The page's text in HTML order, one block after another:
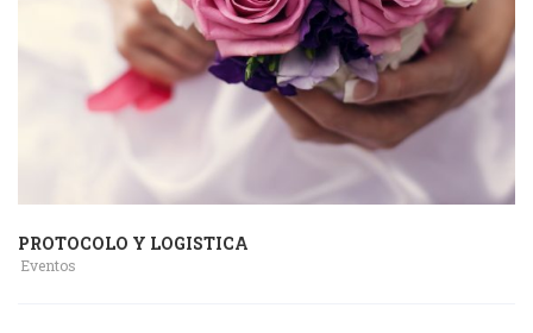
PROTOCOLO Y LOGISTICA
Eventos